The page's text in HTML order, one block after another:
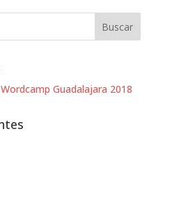
Guadalajara 2018